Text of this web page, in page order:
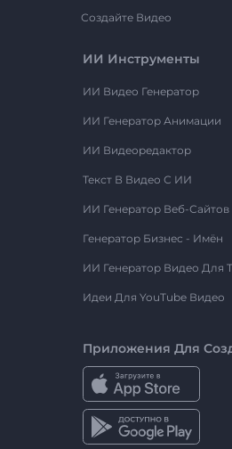
Создайте Видео
ИИ Инструменты
ИИ Видео Генератор
ИИ Генератор Анимации
ИИ Видеоредактор
Текст В Видео С ИИ
ИИ Генератор Веб-Сайтов
Генератор Бизнес - Имён
ИИ Генератор Видео Для
Идеи Для YouTube Видео
Приложения Для